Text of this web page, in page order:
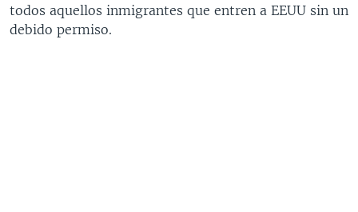
todos aquellos inmigrantes que entren a EEUU sin un
debido permiso.